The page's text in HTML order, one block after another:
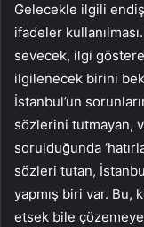
Gelecekle ilgili
ifadeler
sevecek, ilgi
ilgilenecek birini
İstanbul’un
sözlerini tutmayan,
sorulduğunda
sözleri tutan,
yapmış biri var. Bu,
etsek bile